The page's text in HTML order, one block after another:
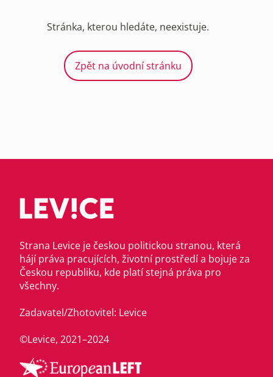
Stránka, kterou hledáte, neexistuje.
Zpět na úvodní stránku
Strana Levice je českou politickou stranou, která
hájí práva pracujících, životní prostředí a bojuje za
Českou republiku, kde platí stejná práva pro
všechny.
Zadavatel/Zhotovitel: Levice
©Levice, 2021–2024